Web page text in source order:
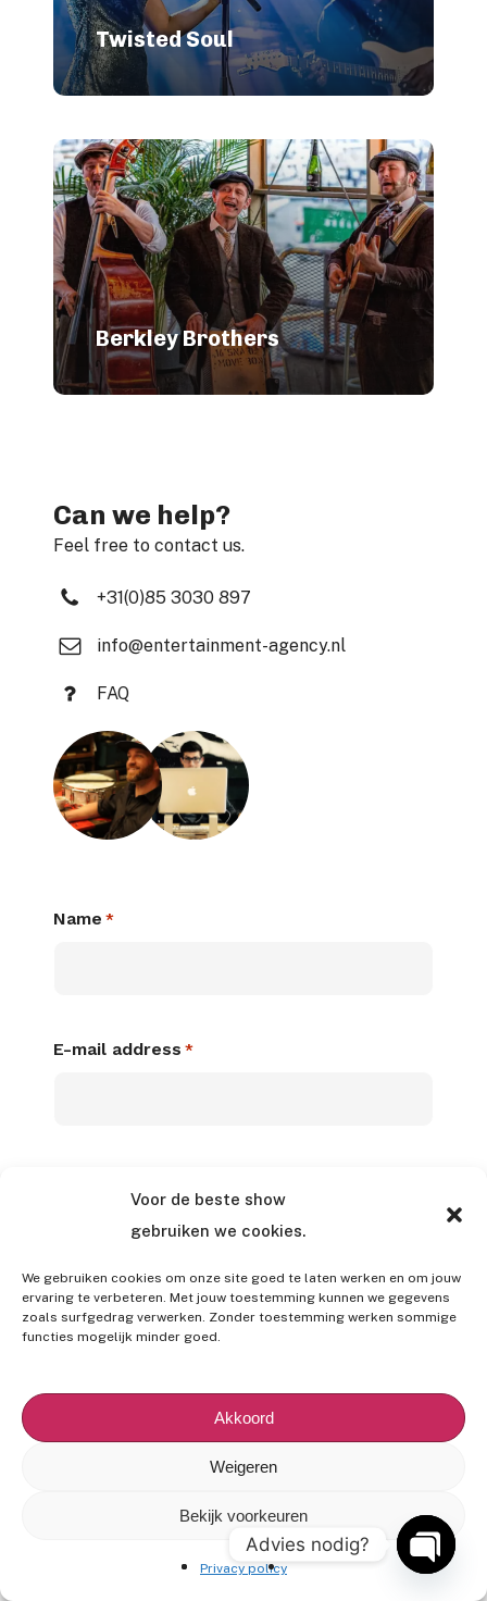
Voor de beste show
gebruiken we cookies.
We gebruiken cookies om onze site goed te laten werken en om jouw
ervaring te verbeteren. Met jouw toestemming kunnen we gegevens
zoals surfgedrag verwerken. Zonder toestemming werken sommige
functies mogelijk minder goed.
Akkoord
Weigeren
Bekijk voorkeuren
Privacy policy
Twisted Soul
Berkley Brothers
Can we help?
Feel free to contact us.
+31(0)85 3030 897
info@entertainment-agency.nl
FAQ
Name *
E-mail address *
Message
Advies nodig?